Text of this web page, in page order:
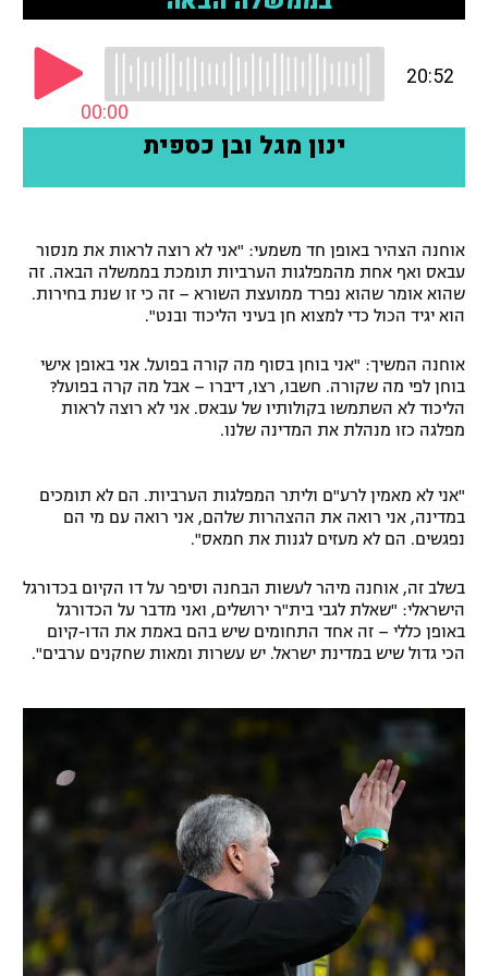
הצטרפות לחבילת הערוצים
לוח דרושים – ג'ובנט
תגיות
אוחנה הצהיר באופן חד משמעי: "אני לא רוצה לראות את מנסור
עבאס ואף אחת מהמפלגות הערביות תומכת בממשלה הבאה. זה
שהוא אומר שהוא נפרד ממועצת השורא – זה כי זו שנת בחירות.
הוא יגיד הכול כדי למצוא חן בעיני הליכוד ובנט".
אוחנה המשיך: "אני בוחן בסוף מה קורה בפועל. אני באופן אישי
בוחן לפי מה שקורה. חשבו, רצו, דיברו – אבל מה קרה בפועל?
הליכוד לא השתמשו בקולותיו של עבאס. אני לא רוצה לראות
מפלגה כזו מנהלת את המדינה שלנו.
"אני לא מאמין לרע"ם וליתר המפלגות הערביות. הם לא תומכים
במדינה, אני רואה את ההצהרות שלהם, אני רואה עם מי הם
נפגשים. הם לא מעזים לגנות את חמאס".
בשלב זה, אוחנה מיהר לעשות הבחנה וסיפר על דו הקיום בכדורגל
הישראלי: "שאלת לגבי בית"ר ירושלים, ואני מדבר על הכדורגל
באופן כללי – זה אחד התחומים שיש בהם באמת את הדו-קיום
הכי גדול שיש במדינת ישראל. יש עשרות ומאות שחקנים ערבים".